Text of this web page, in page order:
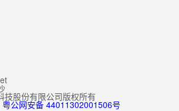
股份有限公司版权所有
粤公网安备 44011302001506号